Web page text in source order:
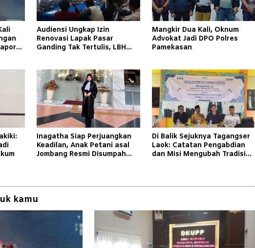
Audiensi Ungkap Izin
Renovasi Lapak Pasar
Ganding Tak Tertulis, LBH
Mangkir Dua Kali, Oknum
Advokat Jadi DPO Polres
Pamekasan
Inagatha Siap Perjuangkan
Keadilan, Anak Petani asal
Jombang Resmi Disumpah
Di Balik Sejuknya Tagangser
Laok: Catatan Pengabdian
dan Misi Mengubah Tradisi
kamu